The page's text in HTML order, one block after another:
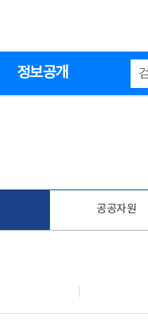
정보공개
공공자원